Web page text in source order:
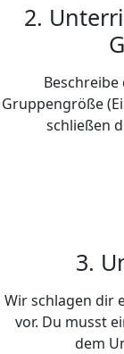
2.
Gruppengröße
schließen
3.
Wir schlagen dir
vor. Du musst
dem